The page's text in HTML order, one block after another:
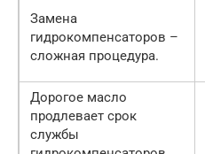
Замена
гидрокомпенсаторов –
сложная процедура.
Дорогое масло
продлевает срок
службы